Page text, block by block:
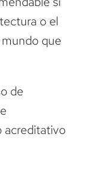
o el
que
de
acreditativo